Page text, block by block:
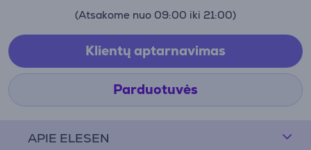
APIE ELESEN
(Atsakome nuo 09:00 iki 21:00)
Klientų aptarnavimas
Parduotuvės